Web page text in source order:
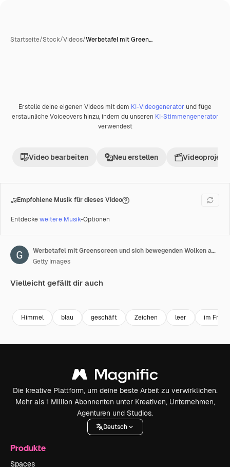
Startseite/Stock/Videos/Werbetafel mit Green…
Premium
Erstelle deine eigenen Videos mit dem KI-Videogenerator und füge
erstaunliche Voiceovers hinzu, indem du unseren KI-Stimmengenerator
verwendest
Video bearbeiten Neu erstellen Videoprojekt
Empfohlene Musik für dieses Video
Entdeckeweitere Musik-Optionen
Werbetafel mit Greenscreen und sich bewegenden Wolken am blauen Himmel. Zeitraffer in 4K-Auflösung
Getty Images
Vielleicht gefällt dir auch
Himmel blau geschäft Zeichen leer im
Die kreative Plattform, um deine beste Arbeit zu verwirklichen.
Mehr als 1 Million Abonnenten unter Kreativen, Unternehmen,
Agenturen und Studios.
Deutsch
Produkte
Spaces